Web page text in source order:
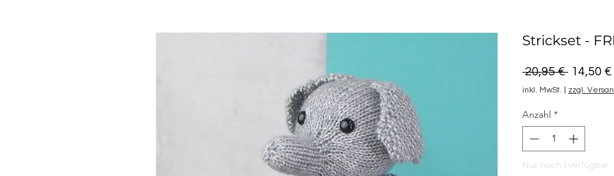
Strickset -
20,95 € 14,50 €
inkl. MwSt. zzgl.
Anzahl *
Nur noch 1 verfügbar